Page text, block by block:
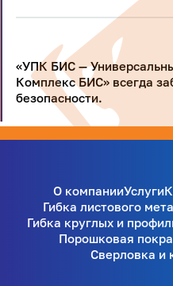
«УПК БИС —
Комплекс БИС» всегда
безопасности.
О компанииУслуги
Гибка листового
Гибка круглых и
Порошковая
Сверловка и